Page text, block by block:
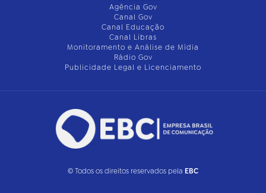
Agência Gov
Canal Gov
Canal Educação
Canal Libras
Monitoramento e Análise de Mídia
Rádio Gov
Publicidade Legal e Licenciamento
© Todos os direitos reservados pela EBC